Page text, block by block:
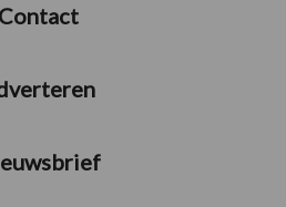
Contact